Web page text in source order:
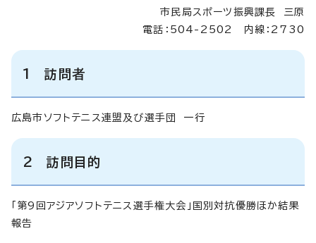
市民局スポーツ振興課長 三原
電話：504-2502 内線：2730
1 訪問者
広島市ソフトテニス連盟及び選手団 一行
2 訪問目的
「第9回アジアソフトテニス選手権大会」国別対抗優勝ほか結果
報告